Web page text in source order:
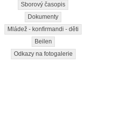
Sborový časopis
Dokumenty
Mládež - konfirmandi - děti
Beilen
Odkazy na fotogalerie